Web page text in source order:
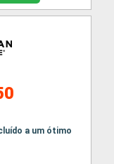
a um ótimo